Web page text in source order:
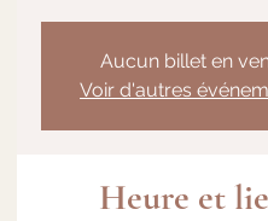
Aucun billet en
Voir d'autres
Heure et